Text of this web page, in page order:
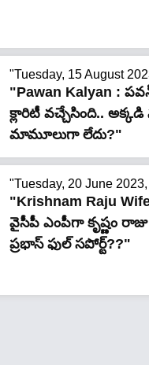
"Tuesday, 15 August
"Pawan Kalyan :
క్లారిటీ వచ్చేసింది..
మామూలుగా లేదు?"
"Tuesday, 20 June
"Krishnam Raju
వైసీపీ ఎంపీగా కృష్ణం
ప్రభాస్ ఫుల్ సపోర్ట్??"